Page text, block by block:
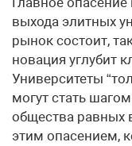
выхода элитных
рынок состоит,
новация углубит
Университеты
могут стать
общества равных
этим опасением,